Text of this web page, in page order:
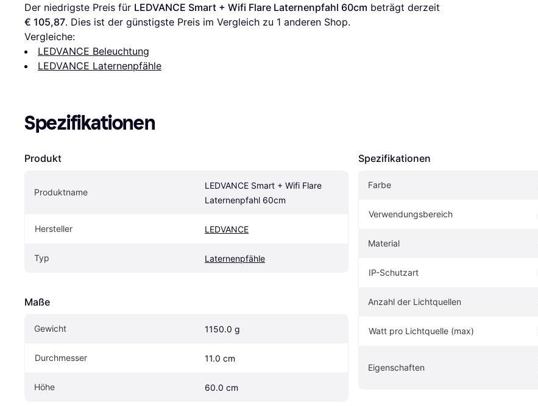
Der niedrigste Preis für LEDVANCE Smart + Wifi Flare Laternenpfahl 60cm
€ 105,87. Dies ist der günstigste Preis im Vergleich zu 1 anderen Shop.
Vergleiche:
LEDVANCE Beleuchtung
LEDVANCE Laternenpfähle
Spezifikationen
Produkt
Produktname
LEDVANCE Smart + Wifi Flare
Laternenpfahl 60cm
Hersteller LEDVANCE
Typ Laternenpfähle
Maße
Gewicht 1150.0 g
Durchmesser 11.0 cm
Höhe 60.0 cm
Spezifikationen
Farbe
Verwendungsbereich
Material
IP-Schutzart
Anzahl der Lichtquellen
Watt pro Lichtquelle (max)
Eigenschaften